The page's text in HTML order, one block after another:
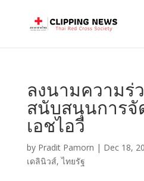
ลงนามความร่
สนับสนุนการจั
เอชไอวี
by Pradit Pamorn | Dec 18,
เดลินิวส์,ไทยรัฐ